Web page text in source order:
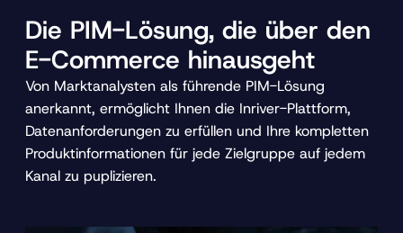
Die PIM-Lösung, die über den
E-Commerce hinausgeht
Von Marktanalysten als führende PIM-Lösung
anerkannt, ermöglicht Ihnen die Inriver-Plattform,
Datenanforderungen zu erfüllen und Ihre kompletten
Produktinformationen für jede Zielgruppe auf jedem
Kanal zu puplizieren.